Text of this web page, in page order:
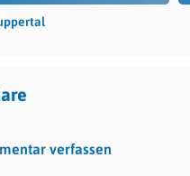
verfassen